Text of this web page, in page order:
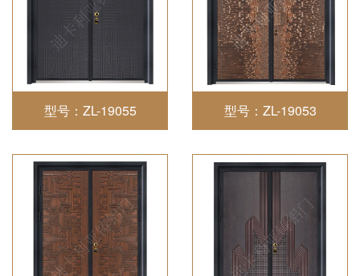
型号：ZL-19055 型号：ZL-19053